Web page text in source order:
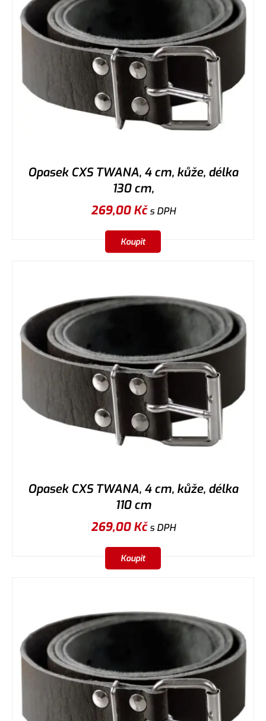
Opasek CXS TWANA, 4 cm, kůže, délka
130 cm,
269,00Kčs DPH
Koupit
Opasek CXS TWANA, 4 cm, kůže, délka
110 cm
269,00Kčs DPH
Koupit